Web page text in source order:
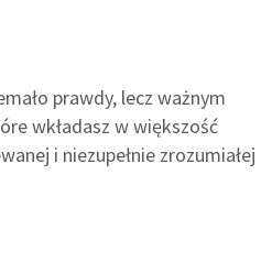
prawdy, lecz ważnym
wkładasz w większość
i niezupełnie zrozumiałej